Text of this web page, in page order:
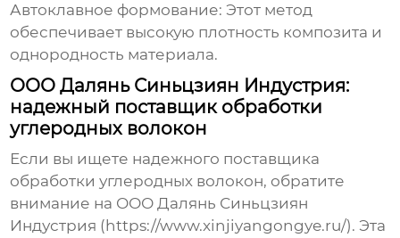
Автоклавное формование: Этот метод
обеспечивает высокую плотность композита и
однородность материала.
ООО Далянь Синьцзиян Индустрия:
надежный поставщик обработки
углеродных волокон
Если вы ищете надежного поставщика
обработки углеродных волокон, обратите
внимание на ООО Далянь Синьцзиян
Индустрия (https://www.xinjiyangongye.ru/). Эта